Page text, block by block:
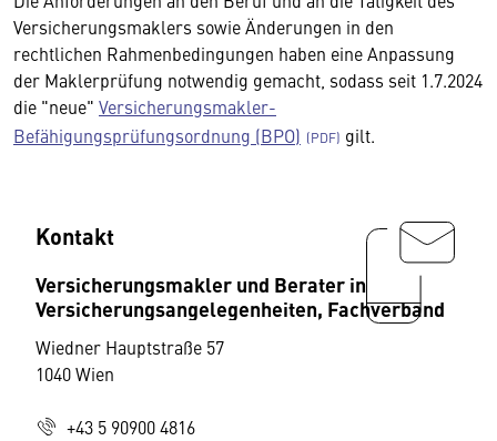
Versicherungsmaklers sowie Änderungen in den
rechtlichen Rahmenbedingungen haben eine Anpassung
der Maklerprüfung notwendig gemacht, sodass seit 1.7.2024
die "neue" Versicherungsmakler-
Befähigungsprüfungsordnung (BPO)
gilt.
Kontakt
Versicherungsmakler und Berater in
Versicherungsangelegenheiten, Fachverband
Wiedner Hauptstraße 57
1040 Wien
+43 5 90900 4816